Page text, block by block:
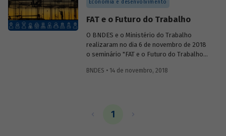
Economia e desenvolvimento
FAT e o Futuro do Trabalho
O BNDES e o Ministério do Trabalho
realizaram no dia 6 de novembro de 2018
o seminário "FAT e o Futuro do Trabalho"
sobre o Fundo de Amparo ao Trabalhador
atores importantes na criação e gestão
BNDES • 14 de novembro, 2018
1